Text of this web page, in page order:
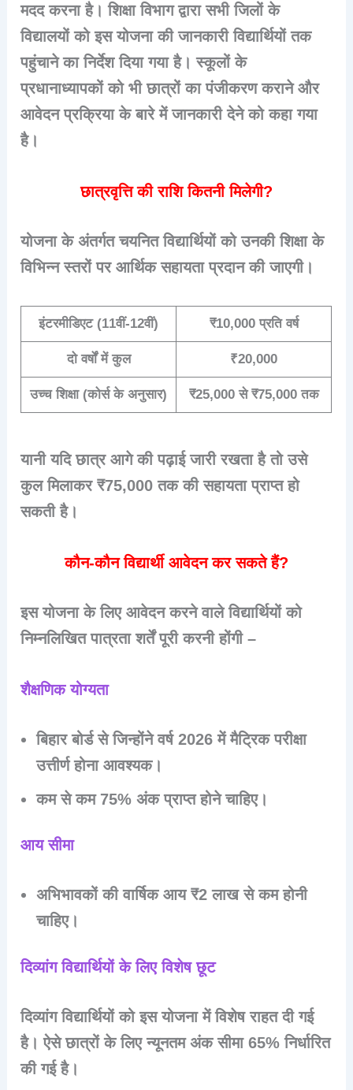
मदद करना है। शिक्षा विभाग द्वारा सभी जिलों के
विद्यालयों को इस योजना की जानकारी विद्यार्थियों तक
पहुंचाने का निर्देश दिया गया है। स्कूलों के
प्रधानाध्यापकों को भी छात्रों का पंजीकरण कराने और
आवेदन प्रक्रिया के बारे में जानकारी देने को कहा गया
है।
छात्रवृत्ति की राशि कितनी मिलेगी?
योजना के अंतर्गत चयनित विद्यार्थियों को उनकी शिक्षा के
विभिन्न स्तरों पर आर्थिक सहायता प्रदान की जाएगी।
इंटरमीडिएट (11वीं-12वीं) ₹10,000 प्रति वर्ष
दो वर्षों में कुल ₹20,000
उच्च शिक्षा (कोर्स के अनुसार) ₹25,000 से ₹75,000 तक
यानी यदि छात्र आगे की पढ़ाई जारी रखता है तो उसे
कुल मिलाकर ₹75,000 तक की सहायता प्राप्त हो
सकती है।
कौन-कौन विद्यार्थी आवेदन कर सकते हैं?
इस योजना के लिए आवेदन करने वाले विद्यार्थियों को
निम्नलिखित पात्रता शर्तें पूरी करनी होंगी –
शैक्षणिक योग्यता
बिहार बोर्ड से जिन्होंने वर्ष 2026 में मैट्रिक परीक्षा
उत्तीर्ण होना आवश्यक।
कम से कम 75% अंक प्राप्त होने चाहिए।
आय सीमा
अभिभावकों की वार्षिक आय₹2 लाख से कमहोनी
चाहिए।
दिव्यांग विद्यार्थियों के लिए विशेष छूट
दिव्यांग विद्यार्थियों को इस योजना में विशेष राहत दी गई
है। ऐसे छात्रों के लिए न्यूनतम अंक सीमा65% निर्धारित
की गई है।